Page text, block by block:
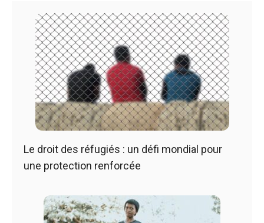
Le droit des réfugiés : un défi mondial pour
une protection renforcée